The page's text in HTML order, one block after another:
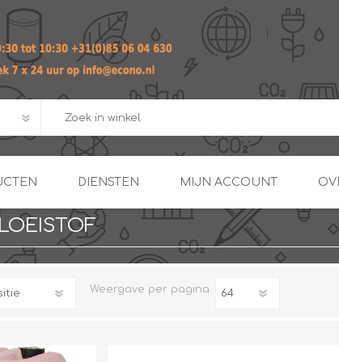
BUIS EN
DIENSTEN
ADVIES EN ONTWERP PAKKET
van
SECOND OPINION
MIJN ACCOUNT
Weergave per pagina